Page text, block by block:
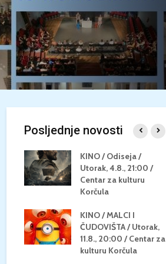
Posljednje novosti
KINO / Odiseja /
Utorak, 4.8., 21:00 /
Centar za kulturu
Korčula
KINO / MALCI I
ČUDOVIŠTA / Utorak,
11.8., 20:00 / Centar za
kulturu Korčula